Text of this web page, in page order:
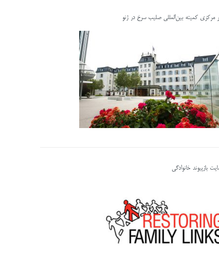
مرکزی کمیته بین‌المللی صلیب سرخ در ژنو
بازپیوند خانوادگی